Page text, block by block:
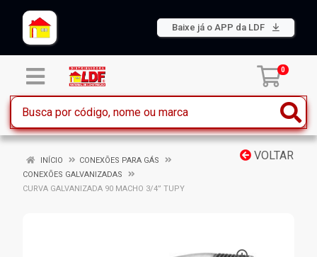
Baixe já o APP da LDF
0
VOLTAR
INÍCIO
CONEXÕES PARA GÁS
CONEXÕES GALVANIZADAS
CURVA GALVANIZADA 90 MACHO 3/4” TUPY